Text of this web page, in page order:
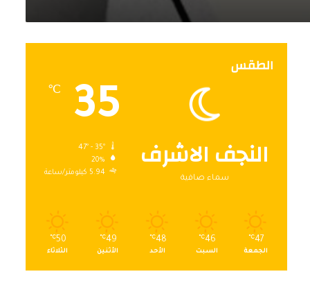
الطقس
النجف الاشرف
سماء صافية
35
℃
20%
5.94 كيلومتر/ساعة
47
℃
الجمعة
46
℃
السبت
48
℃
الأحد
49
℃
الأثنين
50
℃
الثلاثاء